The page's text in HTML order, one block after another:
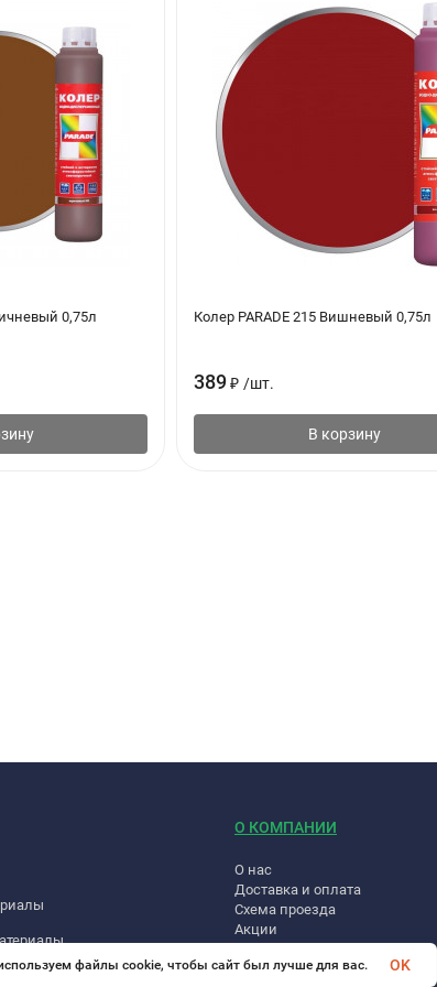
Избегать попадания в глаза, при попадании промыть
работы в проветриваемом помещении. Для защиты рук
0,75л Колер PARADE 215 Вишневый 0,75л
389 ₽ /шт.
В корзину
О КОМПАНИИ
О нас
Доставка и оплата
Схема проезда
Акции
Обмен и возврат товаров
файлы cookie, чтобы сайт был лучше для вас. OK